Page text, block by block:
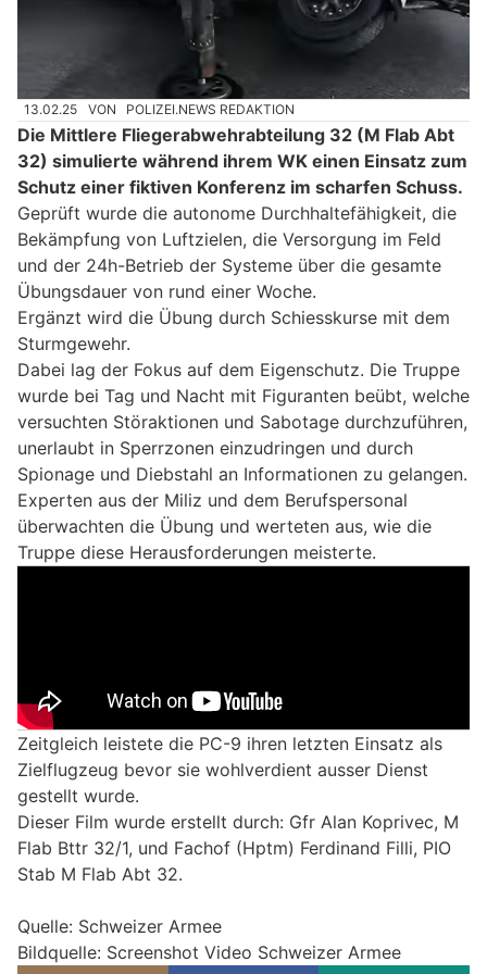
13.02.25 VON POLIZEI.NEWS REDAKTION
Die Mittlere Fliegerabwehrabteilung 32 (M Flab Abt
32) simulierte während ihrem WK einen Einsatz zum
Schutz einer fiktiven Konferenz im scharfen Schuss.
Geprüft wurde die autonome Durchhaltefähigkeit, die
Bekämpfung von Luftzielen, die Versorgung im Feld
und der 24h-Betrieb der Systeme über die gesamte
Übungsdauer von rund einer Woche.
Ergänzt wird die Übung durch Schiesskurse mit dem
Sturmgewehr.
Dabei lag der Fokus auf dem Eigenschutz. Die Truppe
wurde bei Tag und Nacht mit Figuranten beübt, welche
versuchten Störaktionen und Sabotage durchzuführen,
unerlaubt in Sperrzonen einzudringen und durch
Spionage und Diebstahl an Informationen zu gelangen.
Experten aus der Miliz und dem Berufspersonal
überwachten die Übung und werteten aus, wie die
Truppe diese Herausforderungen meisterte.
Zeitgleich leistete die PC-9 ihren letzten Einsatz als
Zielflugzeug bevor sie wohlverdient ausser Dienst
gestellt wurde.
Dieser Film wurde erstellt durch: Gfr Alan Koprivec, M
Flab Bttr 32/1, und Fachof (Hptm) Ferdinand Filli, PIO
Stab M Flab Abt 32.
Quelle: Schweizer Armee
Bildquelle: Screenshot Video Schweizer Armee